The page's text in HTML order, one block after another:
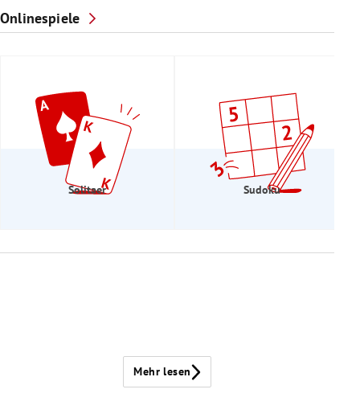
Onlinespiele
Solitaer Sudoku
Mehr lesen